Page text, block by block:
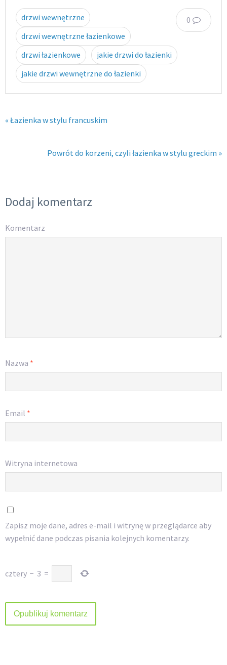
0
drzwi wewnętrzne
drzwi wewnętrzne łazienkowe
drzwi łazienkowe
jakie drzwi do łazienki
jakie drzwi wewnętrzne do łazienki
« Łazienka w stylu francuskim
Powrót do korzeni, czyli łazienka w stylu greckim »
Dodaj komentarz
Komentarz
Nazwa *
Email *
Witryna internetowa
Zapisz moje dane, adres e-mail i witrynę w przeglądarce aby
wypełnić dane podczas pisania kolejnych komentarzy.
cztery − 3 =